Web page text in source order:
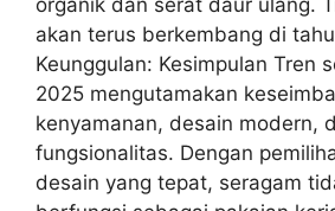
organik dan serat daur ulang.
akan terus berkembang di
Keunggulan: Kesimpulan Tren
2025 mengutamakan
kenyamanan, desain modern,
fungsionalitas. Dengan
desain yang tepat, seragam